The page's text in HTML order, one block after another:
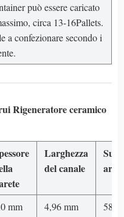
può essere caricato
circa 13-16Pallets.
a confezionare secondo i
Rigeneratore ceramico
Larghezza
del canale
area
mm 4,96 mm